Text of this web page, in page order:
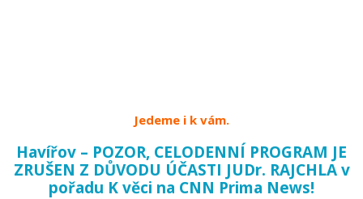
Jedeme i k vám.
Havířov – POZOR, CELODENNÍ PROGRAM JE
ZRUŠEN Z DŮVODU ÚČASTI JUDr. RAJCHLA v
pořadu K věci na CNN Prima News!